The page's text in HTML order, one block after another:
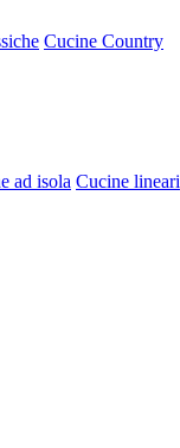
Cucine Country
ad isola Cucine lineari